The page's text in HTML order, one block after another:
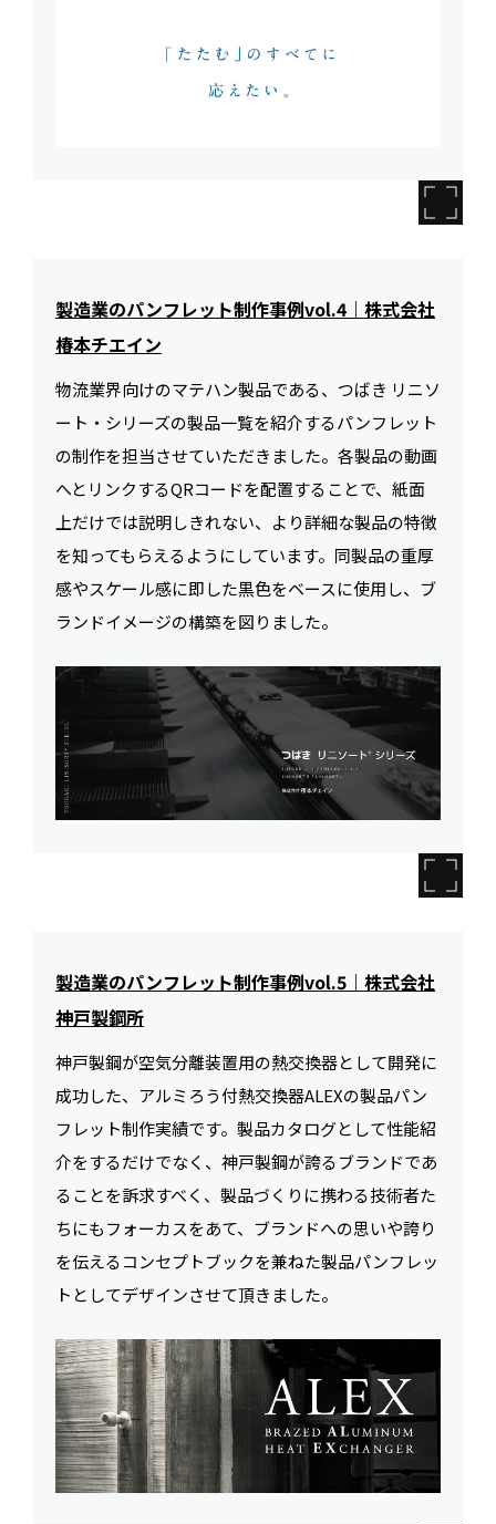
製造業のパンフレット制作事例vol.4｜株式会社
椿本チエイン
物流業界向けのマテハン製品である、つばき リニソ
ート・シリーズの製品一覧を紹介するパンフレット
の制作を担当させていただきました。各製品の動画
へとリンクするQRコードを配置することで、紙面
上だけでは説明しきれない、より詳細な製品の特徴
を知ってもらえるようにしています。同製品の重厚
感やスケール感に即した黒色をベースに使用し、ブ
ランドイメージの構築を図りました。
製造業のパンフレット制作事例vol.5｜株式会社
神戸製鋼所
神戸製鋼が空気分離装置用の熱交換器として開発に
成功した、アルミろう付熱交換器ALEXの製品パン
フレット制作実績です。製品カタログとして性能紹
介をするだけでなく、神戸製鋼が誇るブランドであ
ることを訴求すべく、製品づくりに携わる技術者た
ちにもフォーカスをあて、ブランドへの思いや誇り
を伝えるコンセプトブックを兼ねた製品パンフレッ
トとしてデザインさせて頂きました。